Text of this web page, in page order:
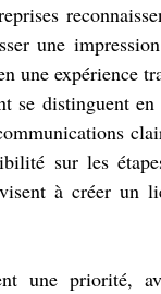
une
une expérience
se distinguent
sur les
à créer un
une priorité,